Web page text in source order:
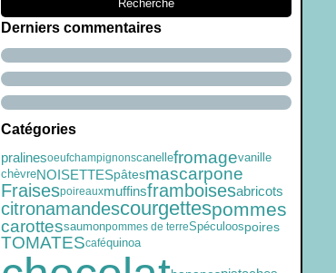
Derniers commentaires
Catégories
pralinesoeufchampignonscanellefromagevanille
chèvreNOISETTESpâtesmascarpone
Fraisespoireauxmuffinsframboisesabricots
citronamandescourgettespommes
carottessaumonpommes de terreSpéculoospoires
TOMATEScaféquinoa